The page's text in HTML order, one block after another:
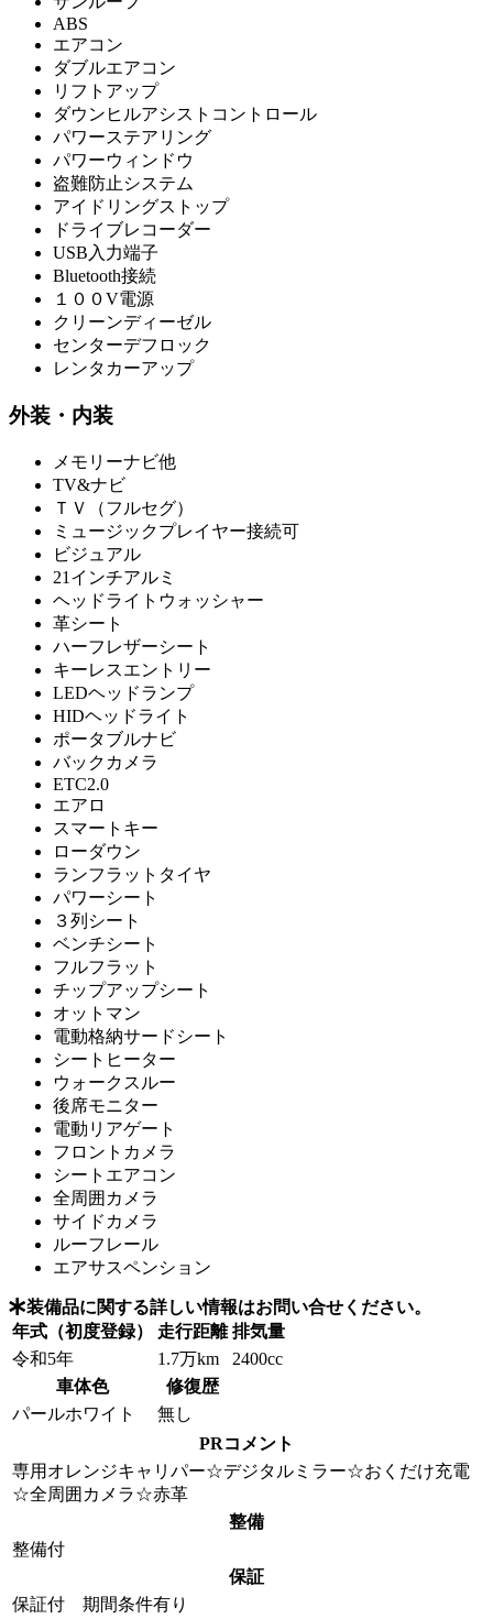
ABS
エアコン
ダブルエアコン
リフトアップ
ダウンヒルアシストコントロール
パワーステアリング
パワーウィンドウ
盗難防止システム
アイドリングストップ
ドライブレコーダー
USB入力端子
Bluetooth接続
１００V電源
クリーンディーゼル
センターデフロック
レンタカーアップ
外装・内装
メモリーナビ他
TV&ナビ
ＴＶ（フルセグ）
ミュージックプレイヤー接続可
ビジュアル
21インチアルミ
ヘッドライトウォッシャー
革シート
ハーフレザーシート
キーレスエントリー
LEDヘッドランプ
HIDヘッドライト
ポータブルナビ
バックカメラ
ETC2.0
エアロ
スマートキー
ローダウン
ランフラットタイヤ
パワーシート
３列シート
ベンチシート
フルフラット
チップアップシート
オットマン
電動格納サードシート
シートヒーター
ウォークスルー
後席モニター
電動リアゲート
フロントカメラ
シートエアコン
全周囲カメラ
サイドカメラ
ルーフレール
エアサスペンション
装備品に関する詳しい情報はお問い合せください。
年式（初度登録） 走行距離 排気量
令和5年
1.7万km
2400cc
車体色
修復歴
パールホワイト
無し
PRコメント
専用オレンジキャリパー☆デジタルミラー☆おくだけ充電
☆全周囲カメラ☆赤革
整備
整備付
保証
保証付 期間条件有り